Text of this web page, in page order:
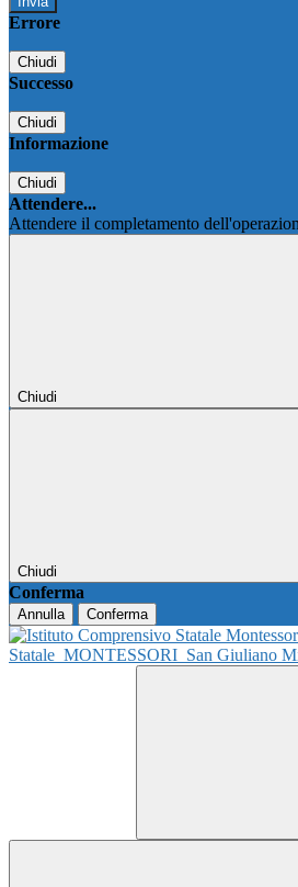
Errore
Chiudi
Successo
Chiudi
Informazione
Chiudi
Attendere...
Attendere il completamento
Chiudi
Chiudi
Conferma
Annulla Conferma
Statale MONTESSORI San Giuliano